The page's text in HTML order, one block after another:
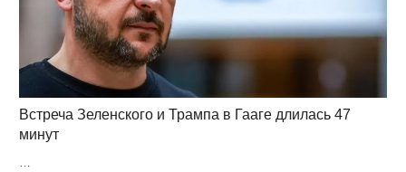
Встреча Зеленского и Трампа в Гааге длилась 47
минут